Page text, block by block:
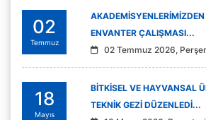
02
Temmuz
ENVANTER ÇALIŞMASI...
02 Temmuz 2026,
18
Mayıs
BİTKİSEL VE HAYVANSAL
TEKNİK GEZİ DÜZENLEDİ...